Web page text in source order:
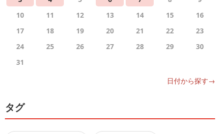
10
11 12 13 14 15
16
17
18 19 20 21 22
23
24
25 26 27 28 29
30
31
日付から探す→
タグ